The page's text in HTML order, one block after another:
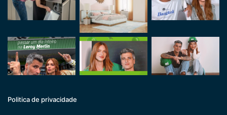
Politica de privacidade